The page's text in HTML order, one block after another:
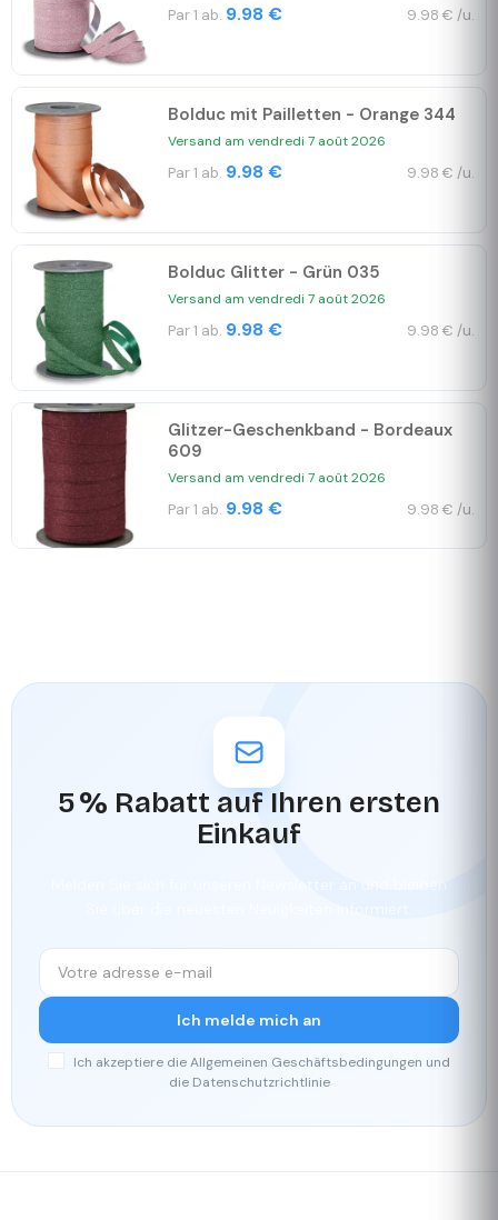
Par 1 ab. 9.98 € 9.98 € /u.
Bolduc mit Pailletten - Orange 344
Versand am vendredi 7 août 2026
Par 1 ab. 9.98 € 9.98 € /u.
Bolduc Glitter - Grün 035
Versand am vendredi 7 août 2026
Par 1 ab. 9.98 € 9.98 € /u.
Glitzer-Geschenkband - Bordeaux
609
Versand am vendredi 7 août 2026
Par 1 ab. 9.98 € 9.98 € /u.
5 % Rabatt auf Ihren ersten
Einkauf
Ich melde mich an
Ich akzeptiere die Allgemeinen Geschäftsbedingungen und
die Datenschutzrichtlinie